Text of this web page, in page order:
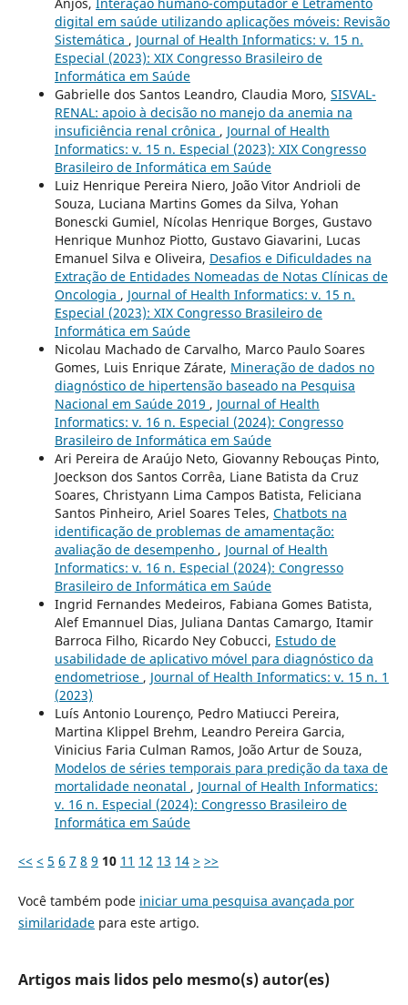
digital em saúde utilizando aplicações móveis: Revisão
Sistemática , Journal of Health Informatics: v. 15 n.
Especial (2023): XIX Congresso Brasileiro de
Informática em Saúde
Gabrielle dos Santos Leandro, Claudia Moro, SISVAL-
RENAL: apoio à decisão no manejo da anemia na
insuficiência renal crônica , Journal of Health
Informatics: v. 15 n. Especial (2023): XIX Congresso
Brasileiro de Informática em Saúde
Luiz Henrique Pereira Niero, João Vitor Andrioli de
Souza, Luciana Martins Gomes da Silva, Yohan
Bonescki Gumiel, Nícolas Henrique Borges, Gustavo
Henrique Munhoz Piotto, Gustavo Giavarini, Lucas
Emanuel Silva e Oliveira, Desafios e Dificuldades na
Extração de Entidades Nomeadas de Notas Clínicas de
Oncologia , Journal of Health Informatics: v. 15 n.
Especial (2023): XIX Congresso Brasileiro de
Informática em Saúde
Nicolau Machado de Carvalho, Marco Paulo Soares
Gomes, Luis Enrique Zárate, Mineração de dados no
diagnóstico de hipertensão baseado na Pesquisa
Nacional em Saúde 2019 , Journal of Health
Informatics: v. 16 n. Especial (2024): Congresso
Brasileiro de Informática em Saúde
Ari Pereira de Araújo Neto, Giovanny Rebouças Pinto,
Joeckson dos Santos Corrêa, Liane Batista da Cruz
Soares, Christyann Lima Campos Batista, Feliciana
Santos Pinheiro, Ariel Soares Teles, Chatbots na
identificação de problemas de amamentação:
avaliação de desempenho , Journal of Health
Informatics: v. 16 n. Especial (2024): Congresso
Brasileiro de Informática em Saúde
Ingrid Fernandes Medeiros, Fabiana Gomes Batista,
Alef Emannuel Dias, Juliana Dantas Camargo, Itamir
Barroca Filho, Ricardo Ney Cobucci, Estudo de
usabilidade de aplicativo móvel para diagnóstico da
endometriose , Journal of Health Informatics: v. 15 n. 1
(2023)
Luís Antonio Lourenço, Pedro Matiucci Pereira,
Martina Klippel Brehm, Leandro Pereira Garcia,
Vinicius Faria Culman Ramos, João Artur de Souza,
Modelos de séries temporais para predição da taxa de
mortalidade neonatal , Journal of Health Informatics:
v. 16 n. Especial (2024): Congresso Brasileiro de
Informática em Saúde
<< < 5 6 7 8 9 10 11 12 13 14 > >>
Você também pode iniciar uma pesquisa avançada por
similaridadepara este artigo.
Artigos mais lidos pelo mesmo(s) autor(es)